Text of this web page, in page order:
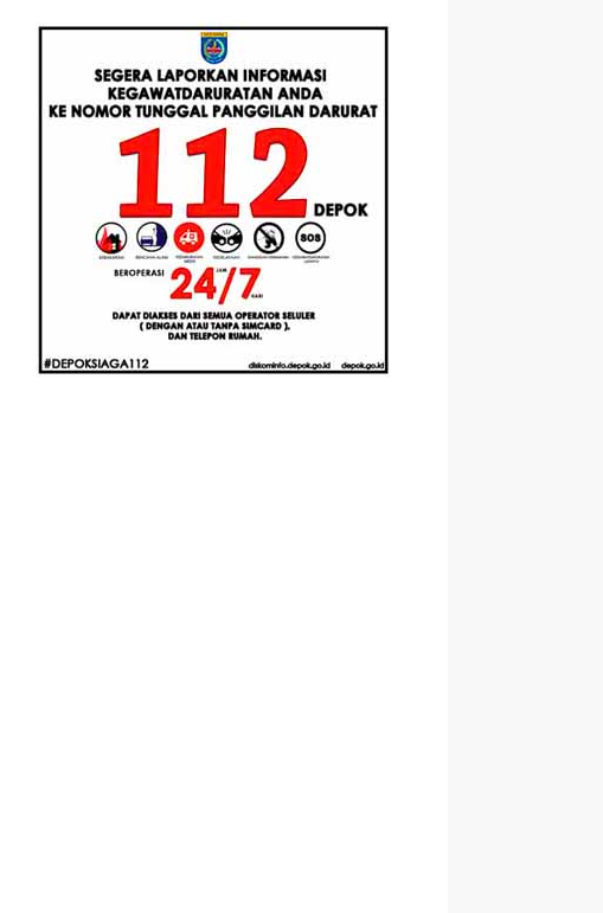
Penjelasan
Ilmiahnya
Konstruksi
Berbasis
Augmented
Reality
Tahun Ajaran
2026-2027